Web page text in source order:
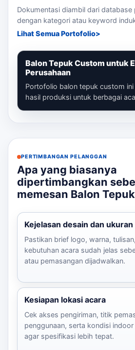
Dokumentasi diambil dari
dengan kategori atau keyword
Lihat Semua Portofolio
Balon Tepuk Custom untuk
Perusahaan
Portofolio balon tepuk custom
hasil produksi untuk berbagai
PERTIMBANGAN PELANGGAN
Apa yang biasanya
dipertimbangkan
memesan Balon Tepuk
Kejelasan desain dan ukuran
Pastikan brief logo, warna,
kebutuhan acara sudah jelas
atau pemasangan dijadwalkan.
Kesiapan lokasi acara
Cek akses pengiriman, titik
penggunaan, serta kondisi
agar spesifikasi lebih tepat.